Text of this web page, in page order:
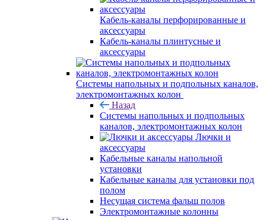
Кабель-каналы перфорированные и
аксессуары
Кабель-каналы плинтусные и
аксессуары
Системы напольных и подпольных каналов,
электромонтажных колон
Назад
Системы напольных и подпольных
каналов, электромонтажных колон
Лючки и
аксессуары
Кабельные каналы напольной
установки
Кабельные каналы для установки под
полом
Несущая система фальш полов
Электромонтажные колонны